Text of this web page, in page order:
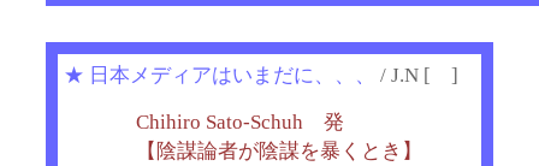
★ 日本メディアはいまだに、、、 / J.N [ ]
Chihiro Sato-Schuh 発
【陰謀論者が陰謀を暴くとき】